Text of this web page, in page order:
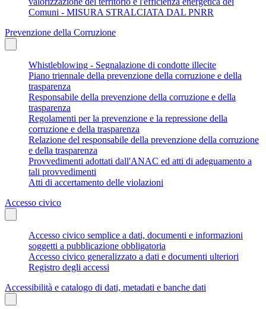
Comuni - MISURA STRALCIATA DAL PNRR
Prevenzione della Corruzione
Whistleblowing - Segnalazione di condotte illecite
Piano triennale della prevenzione della corruzione e della
trasparenza
Responsabile della prevenzione della corruzione e della
trasparenza
Regolamenti per la prevenzione e la repressione della
corruzione e della trasparenza
Relazione del responsabile della prevenzione della corruzione
e della trasparenza
Provvedimenti adottati dall'ANAC ed atti di adeguamento a
tali provvedimenti
Atti di accertamento delle violazioni
Accesso civico
Accesso civico semplice a dati, documenti e informazioni
soggetti a pubblicazione obbligatoria
Accesso civico generalizzato a dati e documenti ulteriori
Registro degli accessi
Accessibilità e catalogo di dati, metadati e banche dati